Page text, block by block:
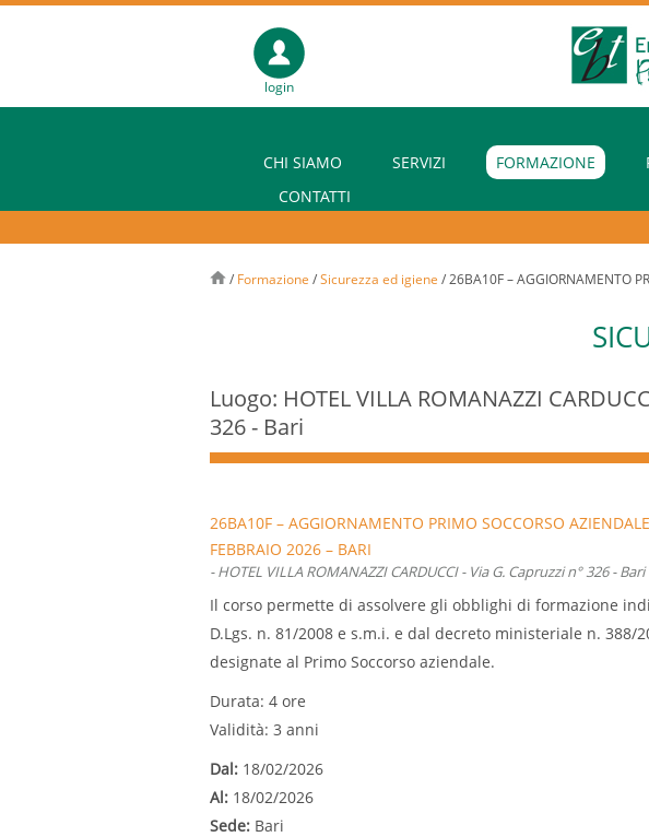
login
CHI SIAMO SERVIZI FORMAZIONE
CONTATTI
/ Formazione /Sicurezza ed igiene /26BA10F – AGGIORNAMENTO
Luogo: HOTEL VILLA ROMANAZZI
326 - Bari
26BA10F – AGGIORNAMENTO PRIMO SOCCORSO
FEBBRAIO 2026 – BARI
- HOTEL VILLA ROMANAZZI CARDUCCI - Via G. Capruzzi n° 326 - Bari
Il corso permette di assolvere gli obblighi di formazione
D.Lgs. n. 81/2008 e s.m.i. e dal decreto ministeriale n. 388/
designate al Primo Soccorso aziendale.
Durata: 4 ore
Validità: 3 anni
Dal: 18/02/2026
Al: 18/02/2026
Sede: Bari